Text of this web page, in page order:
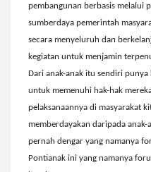
pembangunan berbasis melalui
sumberdaya pemerintah
secara menyeluruh dan
kegiatan untuk menjamin
Dari anak-anak itu sendiri
untuk memenuhi hak-hak
pelaksanaannya di masyarakat
memberdayakan daripada
pernah dengar yang namanya
Pontianak ini yang namanya